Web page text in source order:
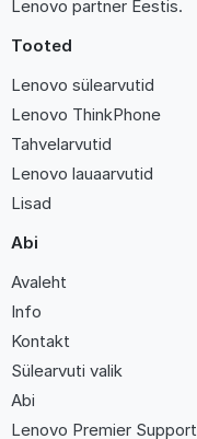
Lenovo partner Eestis.
Tooted
Lenovo sülearvutid
Lenovo ThinkPhone
Tahvelarvutid
Lenovo lauaarvutid
Lisad
Abi
Avaleht
Info
Kontakt
Sülearvuti valik
Abi
Lenovo Premier Support